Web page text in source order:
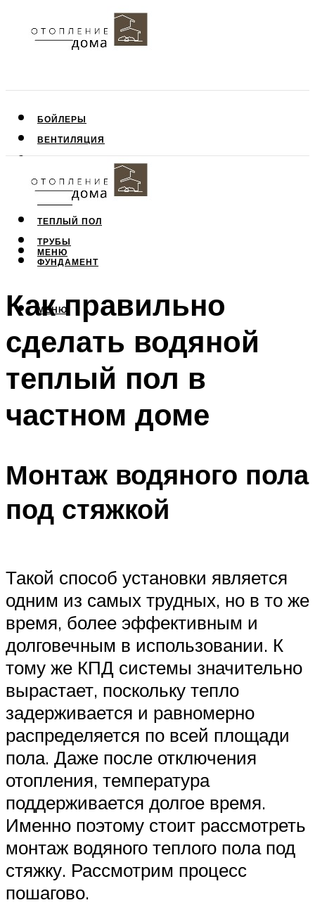
БОЙЛЕРЫ
ВЕНТИЛЯЦИЯ
ПОТОЛОК
СТЕНЫ
ТЕПЛЫЙ ПОЛ
ТРУБЫ
ФУНДАМЕНТ
МЕНЮ
МЕНЮ
Как правильно
сделать водяной
теплый пол в
частном доме
Монтаж водяного пола
под стяжкой
Такой способ установки является
одним из самых трудных, но в то же
время, более эффективным и
долговечным в использовании. К
тому же КПД системы значительно
вырастает, поскольку тепло
задерживается и равномерно
распределяется по всей площади
пола. Даже после отключения
отопления, температура
поддерживается долгое время.
Именно поэтому стоит рассмотреть
монтаж водяного теплого пола под
стяжку. Рассмотрим процесс
пошагово.